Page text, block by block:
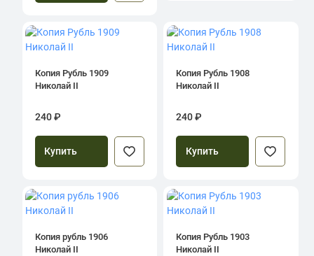
Копия Рубль 1909
Николай II
240 ₽
Купить
Копия Рубль 1908
Николай II
240 ₽
Купить
Копия рубль 1906
Николай II
Копия Рубль 1903
Николай II